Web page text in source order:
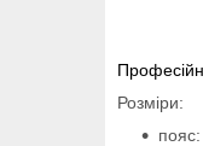
Розміри: